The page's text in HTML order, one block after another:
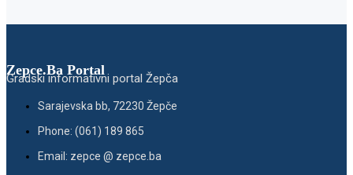
Zepce.Ba Portal
Gradski informativni portal Žepča
Sarajevska bb, 72230 Žepče
Phone: (061) 189 865
Email: zepce @ zepce.ba